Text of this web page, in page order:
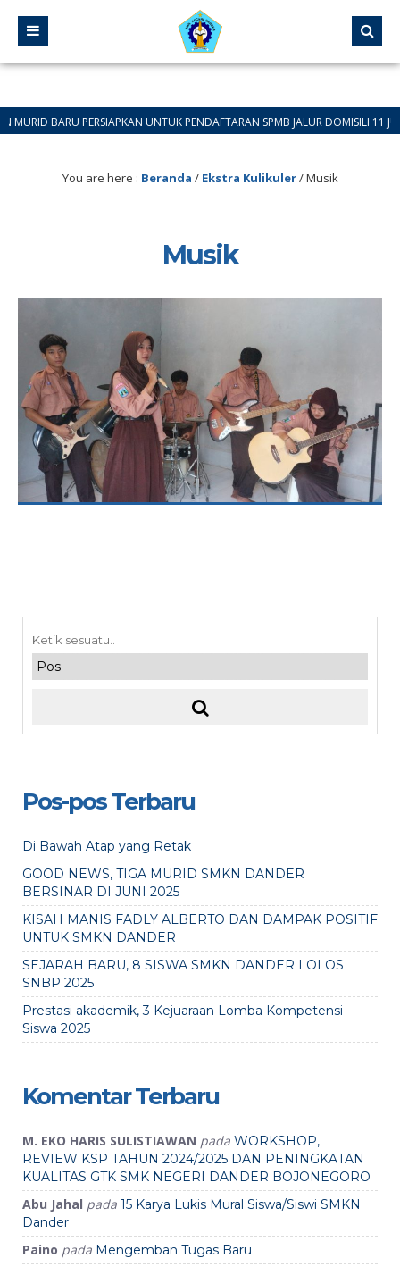
BARU PERSIAPKAN UNTUK PENDAFTARAN SPMB JALUR DOMISILI 11 JUNI
You are here : Beranda / Ekstra Kulikuler/Musik
Musik
Pos-pos Terbaru
Di Bawah Atap yang Retak
GOOD NEWS, TIGA MURID SMKN DANDER
BERSINAR DI JUNI 2025
KISAH MANIS FADLY ALBERTO DAN DAMPAK POSITIF
UNTUK SMKN DANDER
SEJARAH BARU, 8 SISWA SMKN DANDER LOLOS
SNBP 2025
Prestasi akademik, 3 Kejuaraan Lomba Kompetensi
Siswa 2025
Komentar Terbaru
M. EKO HARIS SULISTIAWAN pada WORKSHOP,
REVIEW KSP TAHUN 2024/2025 DAN PENINGKATAN
KUALITAS GTK SMK NEGERI DANDER BOJONEGORO
Abu Jahal pada 15 Karya Lukis Mural Siswa/Siswi SMKN
Dander
Paino pada Mengemban Tugas Baru